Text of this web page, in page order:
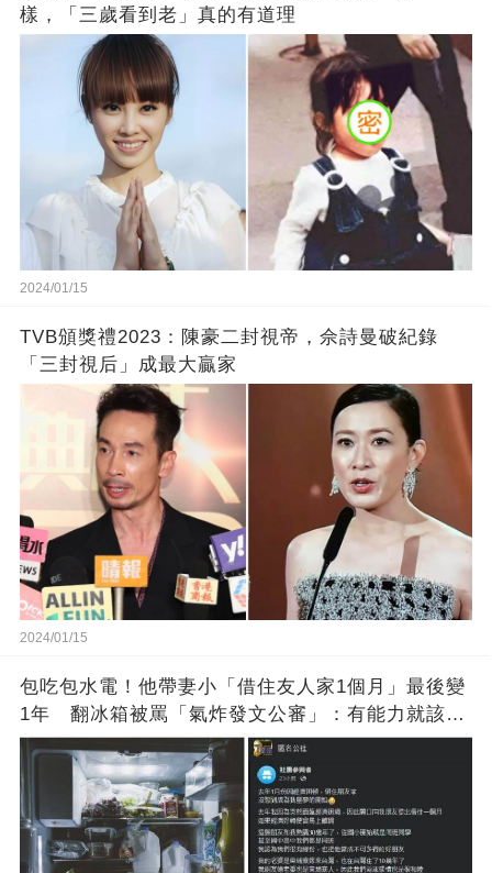
樣，「三歲看到老」真的有道理
2024/01/15
TVB頒獎禮2023：陳豪二封視帝，佘詩曼破紀錄
「三封視后」成最大贏家
2024/01/15
包吃包水電！他帶妻小「借住友人家1個月」最後變
1年 翻冰箱被罵「氣炸發文公審」：有能力就該大
方